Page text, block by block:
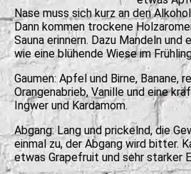
Nase muss sich kurz an den
Dann kommen trockene
Sauna erinnern. Dazu Mandeln und
wie eine blühende Wiese im
Gaumen: Apfel und Birne, Banane,
Orangenabrieb, Vanille und eine
Ingwer und Kardamom.
Abgang: Lang und prickelnd, die
einmal zu, der Abgang wird bitter.
etwas Grapefruit und sehr starker